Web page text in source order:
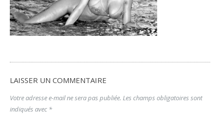
LAISSER UN COMMENTAIRE
Votre adresse e-mail ne sera pas publiée. Les champs obligatoires sont
indiqués avec *